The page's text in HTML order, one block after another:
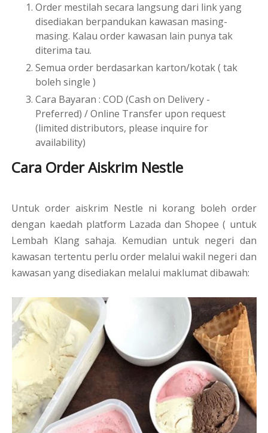
Order mestilah secara langsung dari link yang
disediakan berpandukan kawasan masing-
masing. Kalau order kawasan lain punya tak
diterima tau.
Semua order berdasarkan karton/kotak ( tak
boleh single )
Cara Bayaran :COD (Cash on Delivery -
Preferred) / Online Transfer upon request
(limited distributors, please inquire for
availability)
Cara Order Aiskrim Nestle
Untuk order aiskrim Nestle ni korang boleh order
dengan kaedah platform Lazada dan Shopee ( untuk
Lembah Klang sahaja. Kemudian untuk negeri dan
kawasan tertentu perlu order melalui wakil negeri dan
kawasan yang disediakan melalui maklumat dibawah: